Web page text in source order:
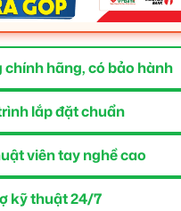
hãng, có bảo hành
lắp đặt chuẩn
viên tay nghề cao
kỹ thuật 24/7